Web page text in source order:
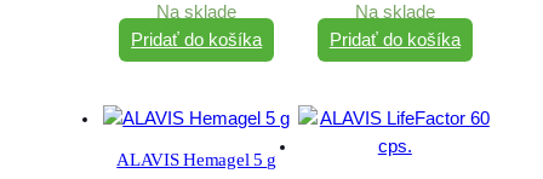
Na sklade
Pridať do košíka
Na sklade
Pridať do košíka
ALAVIS Hemagel 5 g